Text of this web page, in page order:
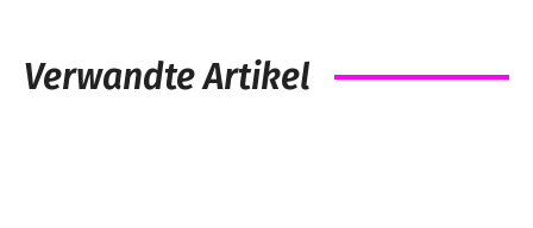
Verwandte Artikel